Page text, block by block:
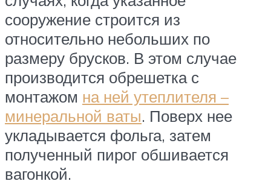
сооружение строится из
относительно небольших по
размеру брусков. В этом случае
производится обрешетка с
монтажом на ней утеплителя –
минеральной ваты. Поверх нее
укладывается фольга, затем
полученный пирог обшивается
вагонкой.